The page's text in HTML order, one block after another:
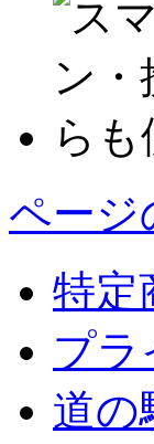
ページ
特定
プラ
道の